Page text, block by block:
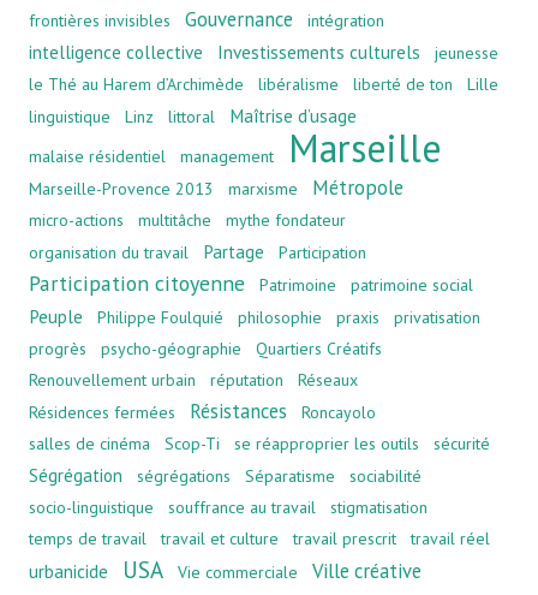
frontières invisibles
Gouvernance intégration
intelligence collective Investissements culturels
jeunesse
le Thé au Harem d’Archimède
libéralisme liberté de ton
Lille
linguistique
Linz littoral Maîtrise d’usage
malaise résidentiel management Marseille
Marseille-Provence 2013 marxisme Métropole
micro-actions multitâche
mythe fondateur
organisation du travail
Partage Participation
Participation citoyenne Patrimoine patrimoine social
Peuple Philippe Foulquié philosophie praxis
privatisation
progrès
psycho-géographie
Quartiers Créatifs
Renouvellement urbain
réputation
Réseaux
Résidences fermées
Résistances
Roncayolo
salles de cinéma
Scop-Ti se réapproprier les outils sécurité
Ségrégation ségrégations Séparatisme
sociabilité
socio-linguistique
souffrance au travail
stigmatisation
temps de travail
travail et culture travail prescrit travail réel
urbanicide USA Vie commerciale Ville créative